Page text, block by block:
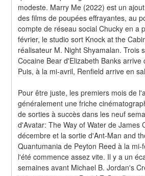
modeste. Marry Me (2022) est un
des films de poupées effrayantes, au
compte de réseau social Chucky en a
février, le studio sort Knock at the
réalisateur M. Night Shyamalan. Trois
Cocaine Bear d'Elizabeth Banks arrive
Puis, à la mi-avril, Renfield arrive en
Pour être juste, les premiers mois de
généralement une friche
de sorties à succès dans les neuf
d'Avatar: The Way of Water de James
décembre et la sortie d'Ant-Man and
Quantumania de Peyton Reed à la mi-
l'été commence assez vite. Il y a un
semaines avant Michael B. Jordan's